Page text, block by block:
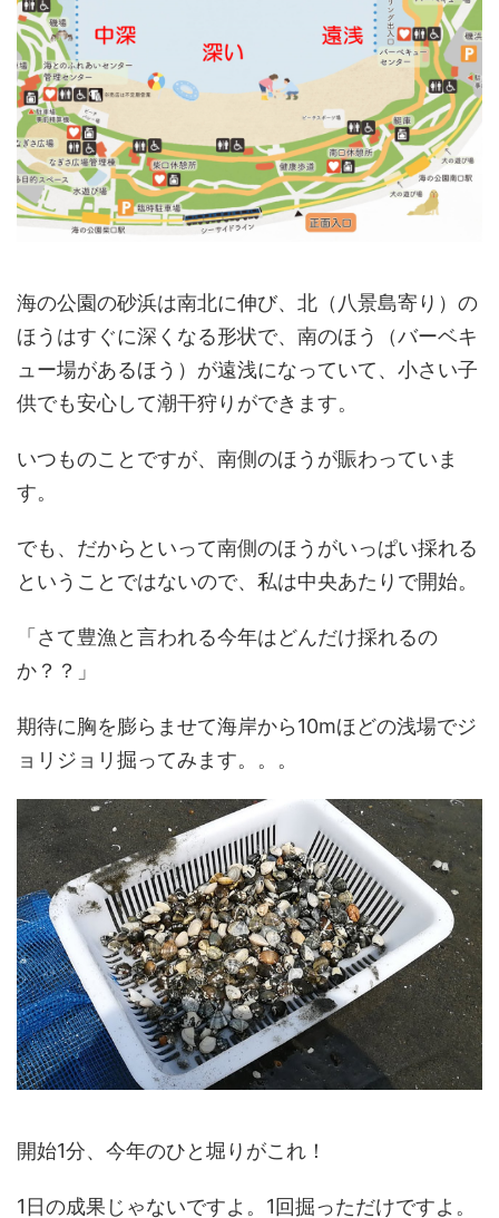
海の公園の砂浜は南北に伸び、北（八景島寄り）の
ほうはすぐに深くなる形状で、南のほう（バーベキ
ュー場があるほう）が遠浅になっていて、小さい子
供でも安心して潮干狩りができます。
いつものことですが、南側のほうが賑わっていま
す。
でも、だからといって南側のほうがいっぱい採れる
ということではないので、私は中央あたりで開始。
「さて豊漁と言われる今年はどんだけ採れるの
か？？」
期待に胸を膨らませて海岸から10mほどの浅場でジ
ョリジョリ掘ってみます。。。
開始1分、今年のひと堀りがこれ！
1日の成果じゃないですよ。1回掘っただけですよ。